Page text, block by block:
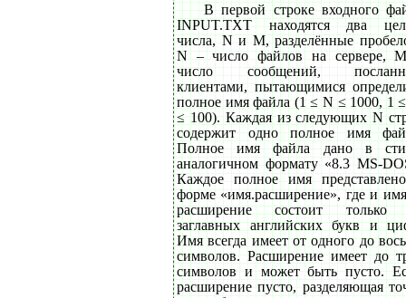
В первой строке входного
INPUT.TXT находятся два
числа, N и M, разделённые
N – число файлов на сервере,
число сообщений,
клиентами, пытающимися
полное имя файла (1 ≤ N ≤ 1000, 1
≤ 100). Каждая из следующих N
содержит одно полное имя
Полное имя файла дано в
аналогичном формату «8.3 MS-
Каждое полное имя
форме «имя.расширение», где и
расширение состоит только
заглавных английских букв и
Имя всегда имеет от одного до
символов. Расширение имеет до
символов и может быть пусто.
расширение пусто, разделяющая